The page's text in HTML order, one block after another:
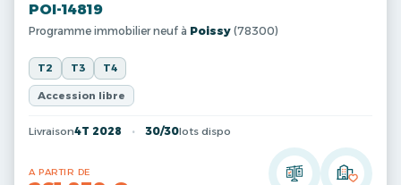
POI-14819
Programme immobilier neuf à Poissy (78300)
T2 T3 T4
Accession libre
Livraison4T 2028 30/30lots dispo
A PARTIR DE